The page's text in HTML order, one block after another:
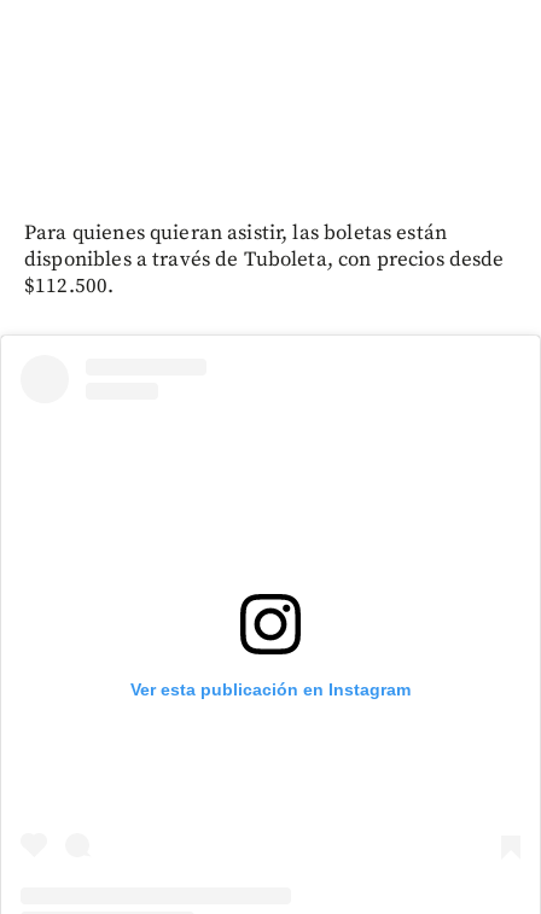
Para quienes quieran asistir, las boletas están
disponibles a través de Tuboleta, con precios desde
$112.500.
Ver esta publicación en Instagram